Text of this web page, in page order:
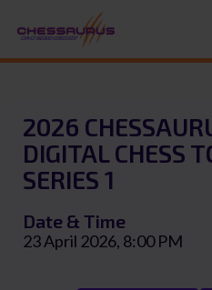
2026
DIGITAL CHESS
SERIES 1
Date & Time
23 April 2026, 8:00 PM